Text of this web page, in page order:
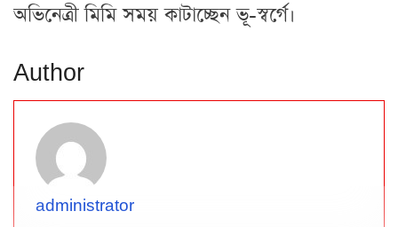
অভিনেত্রী মিমি সময় কাটাচ্ছেন ভূ-স্বর্গে।
Author
administrator